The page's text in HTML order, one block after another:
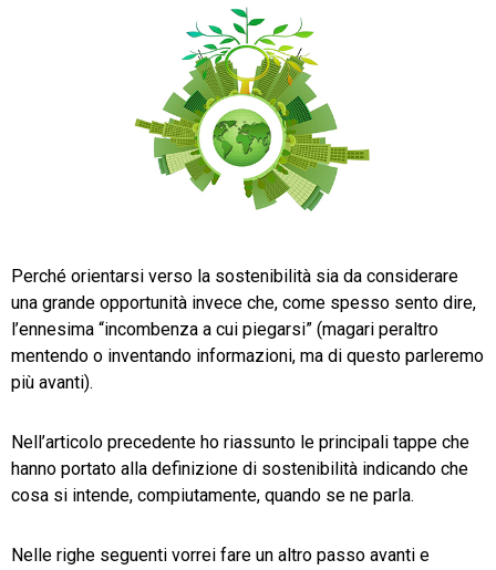
TeamSystem Store
Perché orientarsi verso la sostenibilità sia da considerare
una grande opportunità invece che, come spesso sento dire,
l’ennesima “incombenza a cui piegarsi” (magari peraltro
mentendo o inventando informazioni, ma di questo parleremo
più avanti).
Nell’articolo precedente ho riassunto le principali tappe che
hanno portato alla definizione di sostenibilità indicando che
cosa si intende, compiutamente, quando se ne parla.
Nelle righe seguenti vorrei fare un altro passo avanti e